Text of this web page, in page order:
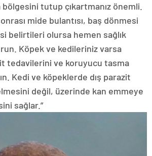
tutup çıkartmanız önemli.
mide bulantısı, baş dönmesi
belirtileri olursa hemen sağlık
Köpek ve kedileriniz varsa
tedavilerini ve koruyucu tasma
Kedi ve köpeklerde dış parazit
değil, üzerinde kan emmeye
sağlar.”